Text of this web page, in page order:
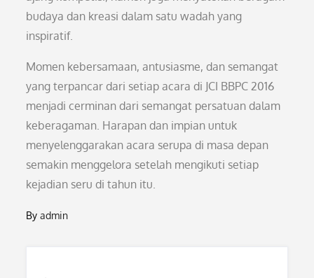
budaya dan kreasi dalam satu wadah yang
inspiratif.
Momen kebersamaan, antusiasme, dan semangat
yang terpancar dari setiap acara di JCI BBPC 2016
menjadi cerminan dari semangat persatuan dalam
keberagaman. Harapan dan impian untuk
menyelenggarakan acara serupa di masa depan
semakin menggelora setelah mengikuti setiap
kejadian seru di tahun itu.
Byadmin